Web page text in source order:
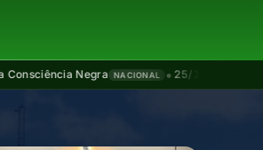
Negra NACIONAL •25/12·Natal NACIONAL